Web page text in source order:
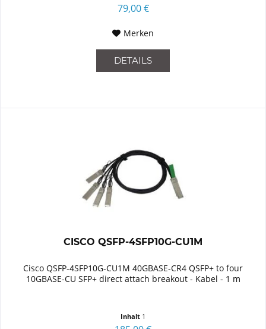
79,00 €
Merken
DETAILS
CISCO QSFP-4SFP10G-CU1M
Cisco QSFP-4SFP10G-CU1M 40GBASE-CR4 QSFP+ to four
10GBASE-CU SFP+ direct attach breakout - Kabel - 1 m
Inhalt 1